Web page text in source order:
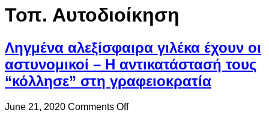
Τοπ. Αυτοδιοίκηση
Ληγμένα αλεξίσφαιρα γιλέκα έχουν οι
αστυνομικοί – Η αντικατάστασή τους
“κόλλησε” στη γραφειοκρατία
June 21, 2020 Comments Offon